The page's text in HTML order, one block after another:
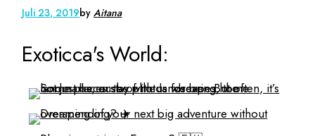
Juli 23, 2019byAitana
Exoticca's World: